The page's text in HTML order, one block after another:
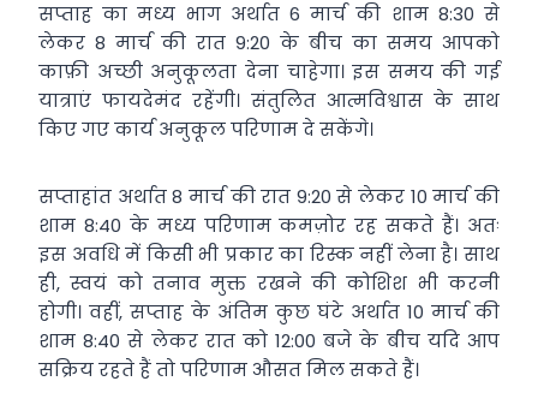
सप्ताह का मध्य भाग अर्थात 6 मार्च की शाम 8:30 से
लेकर 8 मार्च की रात 9:20 के बीच का समय आपको
काफ़ी अच्छी अनुकूलता देना चाहेगा। इस समय की गई
यात्राएं फायदेमंद रहेंगी। संतुलित आत्मविश्वास के साथ
किए गए कार्य अनुकूल परिणाम दे सकेंगे।
सप्ताहांत अर्थात 8 मार्च की रात 9:20 से लेकर 10 मार्च की
शाम 8:40 के मध्य परिणाम कमज़ोर रह सकते हैं। अतः
इस अवधि में किसी भी प्रकार का रिस्क नहीं लेना है। साथ
ही, स्वयं को तनाव मुक्त रखने की कोशिश भी करनी
होगी। वहीं, सप्ताह के अंतिम कुछ घंटे अर्थात 10 मार्च की
शाम 8:40 से लेकर रात को 12:00 बजे के बीच यदि आप
सक्रिय रहते हैं तो परिणाम औसत मिल सकते हैं।